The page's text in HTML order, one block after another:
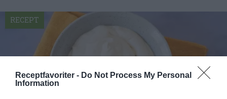
Receptfavoriter - Do Not Process My Personal
Information
RECEPT